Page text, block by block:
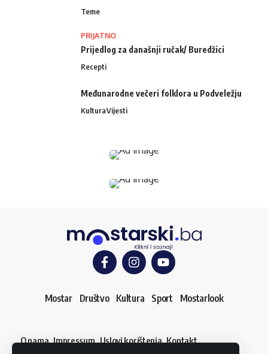
Teme
PRIJATNO
Prijedlog za današnji ručak/ Buredžici
Recepti
Međunarodne večeri folklora u Podveležju
KulturaVijesti
Mostar Društvo Kultura Sport Mostarlook
O nama Impressum Uslovi korištenja Kontakt